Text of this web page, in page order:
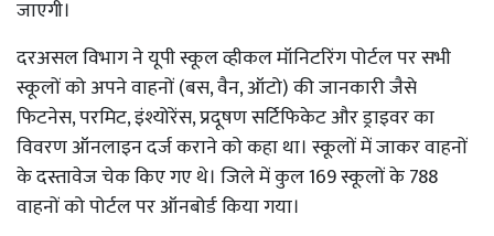
जाएगी।
दरअसल विभाग ने यूपी स्कूल व्हीकल मॉनिटरिंग पोर्टल पर सभी
स्कूलों को अपने वाहनों (बस, वैन, ऑटो) की जानकारी जैसे
फिटनेस, परमिट, इंश्योरेंस, प्रदूषण सर्टिफिकेट और ड्राइवर का
विवरण ऑनलाइन दर्ज कराने को कहा था। स्कूलों में जाकर वाहनों
के दस्तावेज चेक किए गए थे। जिले में कुल 169 स्कूलों के 788
वाहनों को पोर्टल पर ऑनबोर्ड किया गया।